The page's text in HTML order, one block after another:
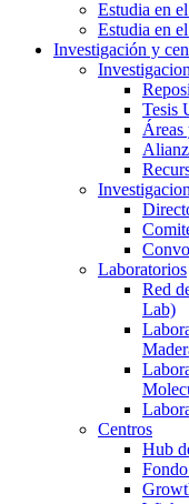
Estudia en
Estudia en
Investigación y
Tesis
Áreas
Laboratorios
Red
Lab)
Centros
Hub